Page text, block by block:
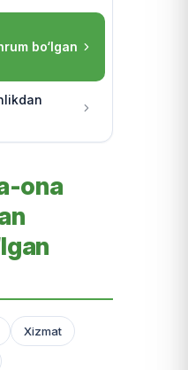
bo‘lgan
ona
Xizmat